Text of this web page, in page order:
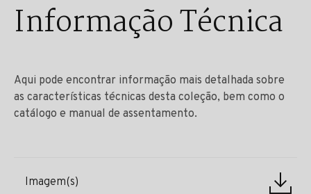
Informação Técnica
Aqui pode encontrar informação mais detalhada sobre
as características técnicas desta coleção, bem como o
catálogo e manual de assentamento.
Imagem(s)